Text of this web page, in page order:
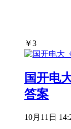
￥3
国开电
答案
10月11日